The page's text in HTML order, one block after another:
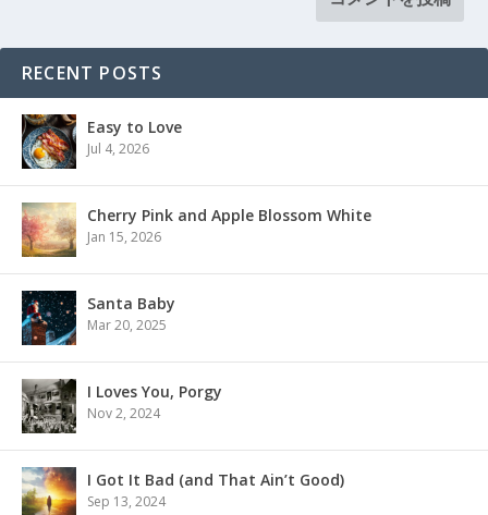
RECENT POSTS
Easy to Love
Jul 4, 2026
Cherry Pink and Apple Blossom White
Jan 15, 2026
Santa Baby
Mar 20, 2025
I Loves You, Porgy
Nov 2, 2024
I Got It Bad (and That Ain’t Good)
Sep 13, 2024